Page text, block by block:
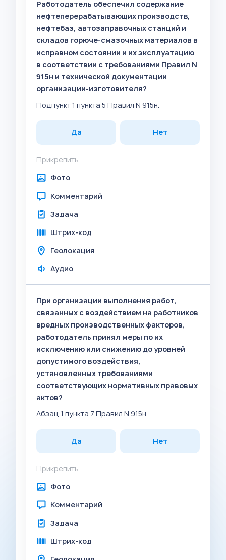
Работодатель обеспечил содержание
нефтеперерабатывающих производств,
нефтебаз, автозаправочных станций и
складов горюче-смазочных материалов в
исправном состоянии и их эксплуатацию
в соответствии с требованиями Правил N
915н и технической документации
организации-изготовителя?
Подпункт 1 пункта 5 Правил N 915н.
Да Нет
Прикрепить
Фото
Комментарий
Задача
Штрих-код
Геолокация
Аудио
При организации выполнения работ,
связанных с воздействием на работников
вредных производственных факторов,
работодатель принял меры по их
исключению или снижению до уровней
допустимого воздействия,
установленных требованиями
соответствующих нормативных правовых
актов?
Абзац 1 пункта 7 Правил N 915н.
Да Нет
Прикрепить
Фото
Комментарий
Задача
Штрих-код